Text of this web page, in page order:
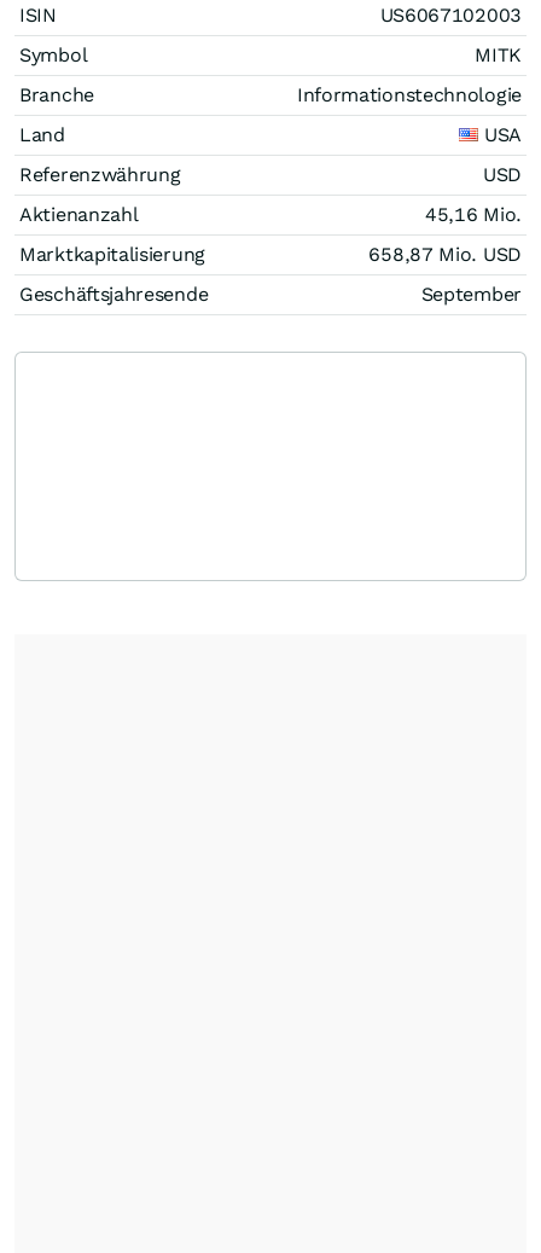
ISIN
US6067102003
Symbol
MITK
Branche
Informationstechnologie
Land
USA
Referenzwährung
USD
Aktienanzahl
45,16 Mio.
Marktkapitalisierung
658,87 Mio. USD
Geschäftsjahresende
September